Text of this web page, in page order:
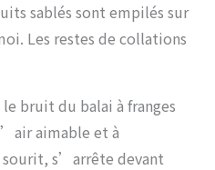
sablés sont empilés sur
Les restes de collations
bruit du balai à franges
aimable et à
s’arrête devant